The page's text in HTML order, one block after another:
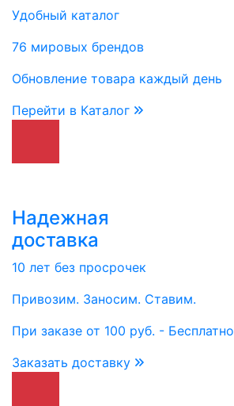
Удобный каталог
76 мировых брендов
Обновление товара каждый день
Перейти в Каталог
Надежная
доставка
10 лет без просрочек
Привозим. Заносим. Ставим.
При заказе от 100 руб. - Бесплатно
Заказать доставку